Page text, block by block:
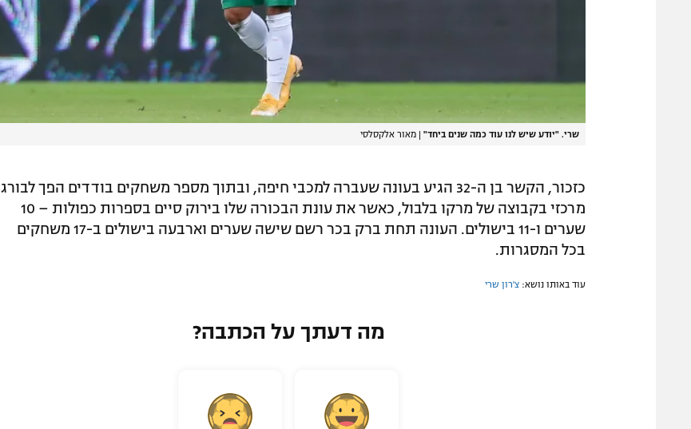
שרי. "יודע שיש לנו עוד כמה שנים ביחד" | מאור אלקסלסי
כזכור, הקשר בן ה-32 הגיע בעונה שעברה למכבי חיפה, ובתוך מספר משחקים בודדים הפך לבורג
מרכזי בקבוצה של מרקו בלבול, כאשר את עונת הבכורה שלו בירוק סיים בספרות כפולות – 10
שערים ו-11 בישולים. העונה תחת ברק בכר רשם שישה שערים וארבעה בישולים ב-17 משחקים
בכל המסגרות.
עוד באותו נושא: צ'רון שרי
מה דעתך על הכתבה?